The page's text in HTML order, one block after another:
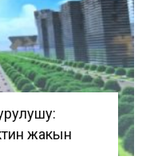
жакын